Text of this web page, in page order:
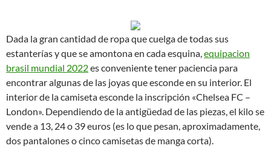
Dada la gran cantidad de ropa que cuelga de todas sus
estanterías y que se amontona en cada esquina,equipacion
brasil mundial 2022es conveniente tener paciencia para
encontrar algunas de las joyas que esconde en su interior. El
interior de la camiseta esconde la inscripción «Chelsea FC –
London». Dependiendo de la antigüedad de las piezas, el kilo se
vende a 13, 24 o 39 euros (es lo que pesan, aproximadamente,
dos pantalones o cinco camisetas de manga corta).